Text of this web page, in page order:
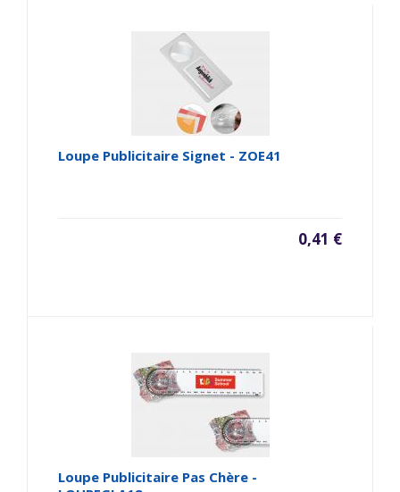
Loupe Publicitaire Signet - ZOE41
0,41 €
Loupe Publicitaire Pas Chère -